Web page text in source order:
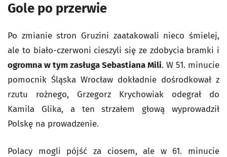
Gole po przerwie
Po zmianie stron Gruzini zaatakowali nieco śmielej,
ale to biało-czerwoni cieszyli się ze zdobycia bramki i
ogromna w tym zasługa Sebastiana Mili. W 51. minucie
pomocnik Śląska Wrocław dokładnie dośrodkował z
rzutu rożnego, Grzegorz Krychowiak odegrał do
Kamila Glika, a ten strzałem głową wyprowadził
Polskę na prowadzenie.
Polacy mogli pójść za ciosem, ale w 61. minucie